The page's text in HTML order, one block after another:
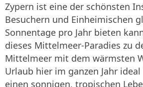
Zypern ist eine der schönsten
Besuchern und Einheimischen
Sonnentage pro Jahr bieten
dieses Mittelmeer-Paradies zu
Mittelmeer mit dem wärmsten
Urlaub hier im ganzen Jahr
einen sonnigen, tropischen